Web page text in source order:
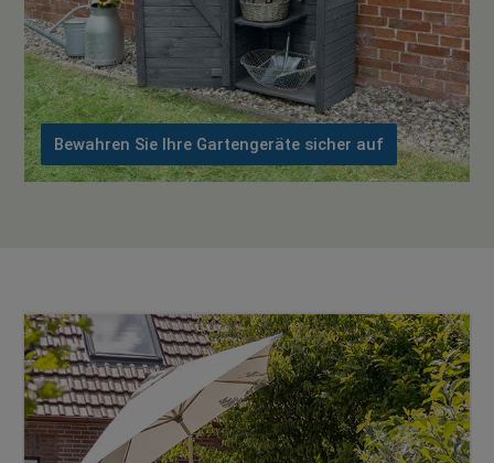
Bewahren Sie Ihre Gartengeräte sicher auf